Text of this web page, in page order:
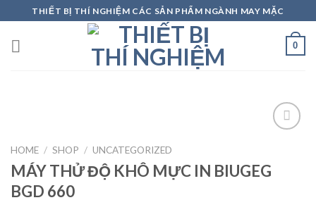
to
content
THIẾT BỊ THÍ NGHIỆM CÁC SẢN PHẨM NGÀNH MAY MẶC
0
Add to
wishlist
HOME / SHOP / UNCATEGORIZED
MÁY THỬ ĐỘ KHÔ MỰC IN BIUGEG
BGD 660